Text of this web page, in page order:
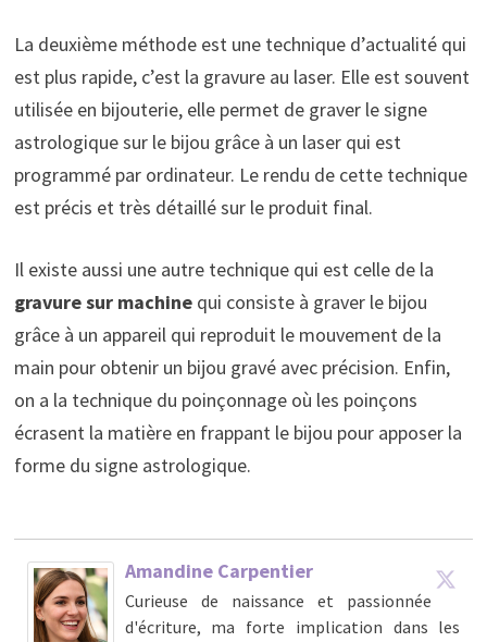
La deuxième méthode est une technique d’actualité qui
est plus rapide, c’est la gravure au laser. Elle est souvent
utilisée en bijouterie, elle permet de graver le signe
astrologique sur le bijou grâce à un laser qui est
programmé par ordinateur. Le rendu de cette technique
est précis et très détaillé sur le produit final.
Il existe aussi une autre technique qui est celle de la
gravure sur machinequi consiste à graver le bijou
grâce à un appareil qui reproduit le mouvement de la
main pour obtenir un bijou gravé avec précision. Enfin,
on a la technique du poinçonnage où les poinçons
écrasent la matière en frappant le bijou pour apposer la
forme du signe astrologique.
Amandine Carpentier
Curieuse de naissance et passionnée
d'écriture, ma forte implication dans les